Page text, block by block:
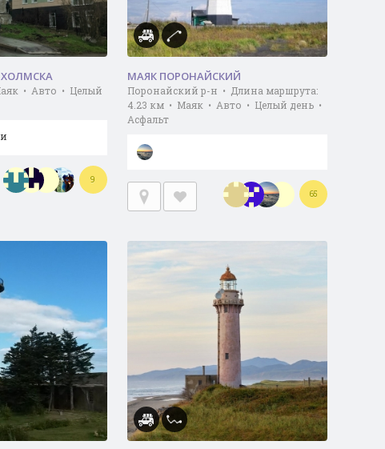
• Авто • Целый
9
МАЯК ПОРОНАЙСКИЙ
Поронайский р-н • Длина маршрута:
4.23 км • Маяк • Авто • Целый день •
Асфальт
65